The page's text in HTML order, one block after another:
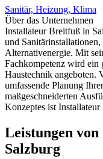
Sanitär, Heizung, Klima
Über das Unternehmen
Installateur Breitfuß in
und
Alternativenergie. Mit
Fachkompetenz wird ein
Haustechnik angeboten.
umfassende Planung
maßgeschneiderten
Konzeptes ist
Leistungen
Salzburg